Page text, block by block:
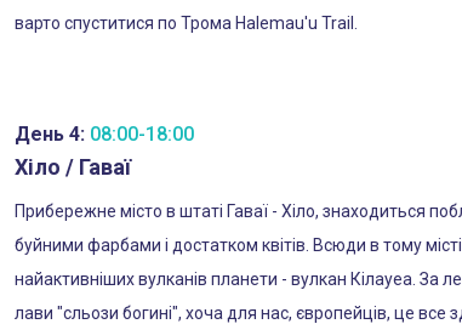
варто спуститися по Трома Halemau'u Trail.
День 4: 08:00-18:00
Хіло / Гаваї
Прибережне місто в штаті Гаваї - Хіло, знаходиться
буйними фарбами і достатком квітів. Всюди в тому
найактивніших вулканів планети - вулкан Кілауеа. За
лави "сльози богині", хоча для нас, європейців, це все